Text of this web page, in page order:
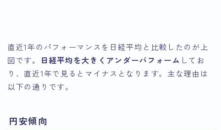
直近1年のパフォーマンスを日経平均と比較したのが上
図です。
日経平均を大きくアンダーパフォーム してお
り、直近1年で見るとマイナスとなります。主な理由は
以下の通りです。
円安傾向